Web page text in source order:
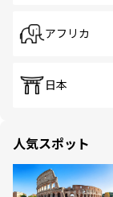
アフリカ
日本
人気スポット